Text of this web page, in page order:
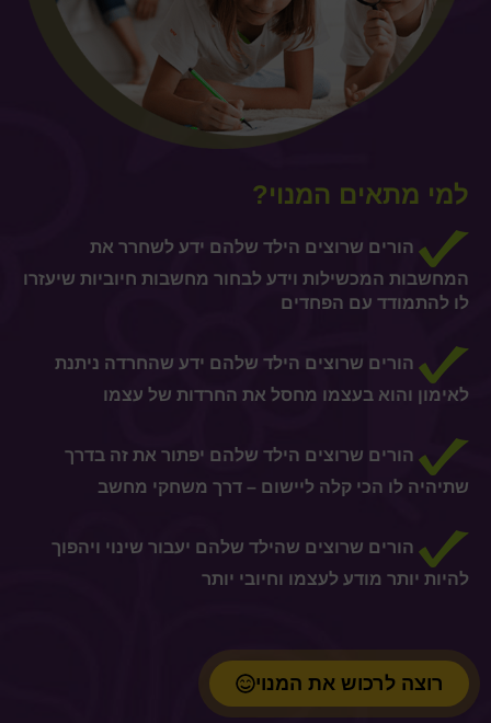
למי מתאים המנוי?
הורים שרוצים הילד שלהם ידע לשחרר את
המחשבות המכשילות וידע לבחור מחשבות חיוביות שיעזרו
לו להתמודד עם הפחדים
הורים שרוצים הילד שלהם ידע שהחרדה ניתנת
לאימון והוא בעצמו מחסל את החרדות של עצמו
הורים שרוצים הילד שלהם יפתור את זה בדרך
שתיהיה לו הכי קלה ליישום – דרך משחקי מחשב
הורים שרוצים שהילד שלהם יעבור שינוי ויהפוך
להיות יותר מודע לעצמו וחיובי יותר
רוצה לרכוש את המנוי